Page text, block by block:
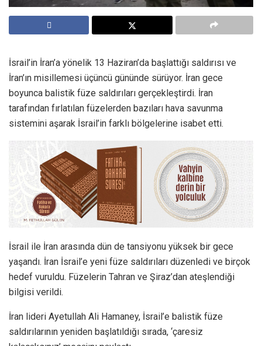
İsrail’in İran’a yönelik 13 Haziran’da başlattığı saldırısı ve
İran’ın misillemesi üçüncü gününde sürüyor. İran gece
boyunca balistik füze saldırıları gerçekleştirdi. İran
tarafından fırlatılan füzelerden bazıları hava savunma
sistemini aşarak İsrail’in farklı bölgelerine isabet etti.
İsrail ile İran arasında dün de tansiyonu yüksek bir gece
yaşandı. İran İsrail’e yeni füze saldırıları düzenledi ve birçok
hedef vuruldu. Füzelerin Tahran ve Şiraz’dan ateşlendiği
bilgisi verildi.
İran lideri Ayetullah Ali Hamaney, İsrail’e balistik füze
saldırılarının yeniden başlatıldığı sırada, ‘çaresiz